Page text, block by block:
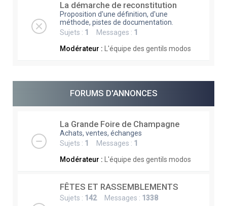
La démarche de reconstitution
Proposition d'une définition, d'une
méthode, pistes de documentation.
Sujets : 1 Messages : 1
Modérateur :
L'équipe des gentils modos
FORUMS D'ANNONCES
La Grande Foire de Champagne
Achats, ventes, échanges
Sujets : 1 Messages : 1
Modérateur :
L'équipe des gentils modos
FÊTES ET RASSEMBLEMENTS
Sujets : 142Messages : 1338